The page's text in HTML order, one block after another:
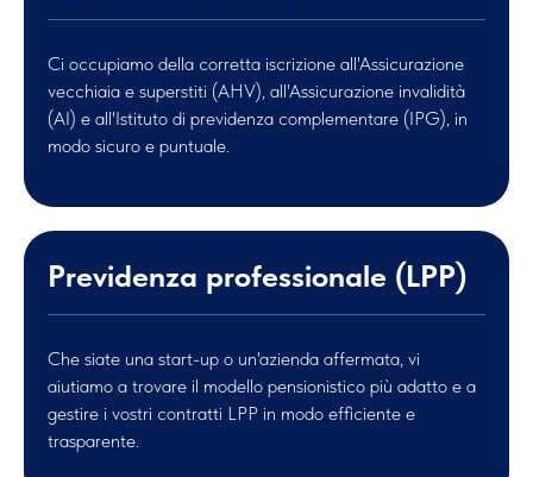
Ci occupiamo della corretta iscrizione all'Assicurazione
vecchiaia e superstiti (AHV), all'Assicurazione invalidità
(AI) e all'Istituto di previdenza complementare (IPG), in
modo sicuro e puntuale.
Previdenza professionale (LPP)
Che siate una start-up o un'azienda affermata, vi
aiutiamo a trovare il modello pensionistico più adatto e a
gestire i vostri contratti LPP in modo efficiente e
trasparente.